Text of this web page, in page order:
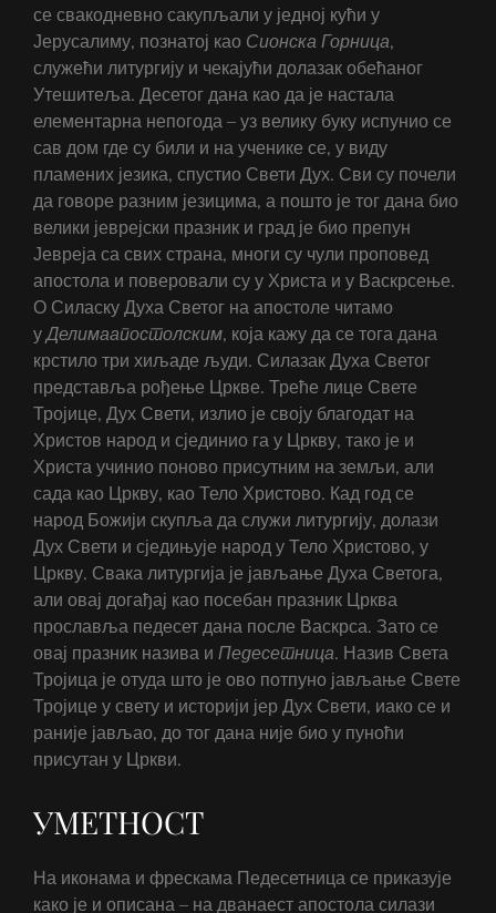
се свакодневно сакупљали у једној кући у
Јерусалиму, познатој као Сионска Горница,
служећи литургију и чекајући долазак обећаног
Утешитеља. Десетог дана као да је настала
елементарна непогода – уз велику буку испунио се
сав дом где су били и на ученике се, у виду
пламених језика, спустио Свети Дух. Сви су почели
да говоре разним језицима, а пошто је тог дана био
велики јеврејски празник и град је био препун
Јевреја са свих страна, многи су чули проповед
апостола и поверовали су у Христа и у Васкрсење.
О Силаску Духа Светог на апостоле читамо
у Делимаапостолским, која кажу да се тога дана
крстило три хиљаде људи. Силазак Духа Светог
представља рођење Цркве. Треће лице Свете
Тројице, Дух Свети, излио је своју благодат на
Христов народ и сјединио га у Цркву, тако је и
Христа учинио поново присутним на земљи, али
сада као Цркву, као Тело Христово. Кад год се
народ Божији скупља да служи литургију, долази
Дух Свети и сједињује народ у Тело Христово, у
Цркву. Свака литургија је јављање Духа Светога,
али овај догађај као посебан празник Црква
прославља педесет дана после Васкрса. Зато се
овај празник назива и Педесетница. Назив Света
Тројица је отуда што је ово потпуно јављање Свете
Тројице у свету и историји јер Дух Свети, иако се и
раније јављао, до тог дана није био у пуноћи
присутан у Цркви.
УМЕТНОСТ
На иконама и фрескама Педесетница се приказује
како је и описана – на дванаест апостола силази